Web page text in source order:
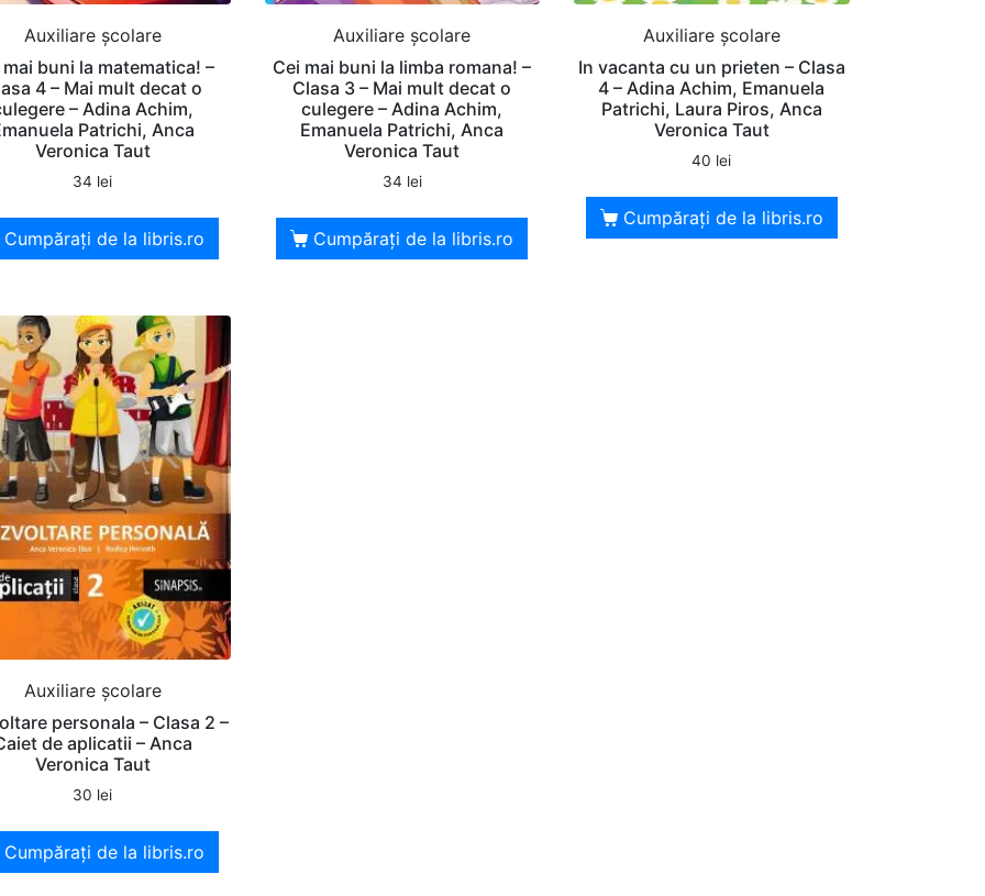
Auxiliare şcolare
buni la matematica! –
4 – Mai mult decat o
– Adina Achim,
Patrichi, Anca
Veronica Taut
34 lei
Cumpărați de la libris.ro
Auxiliare şcolare
Cei mai buni la limba romana! –
Clasa 3 – Mai mult decat o
culegere – Adina Achim,
Emanuela Patrichi, Anca
Veronica Taut
34 lei
Cumpărați de la libris.ro
Auxiliare şcolare
In vacanta cu un prieten – Clasa
4 – Adina Achim, Emanuela
Patrichi, Laura Piros, Anca
Veronica Taut
40 lei
Cumpărați de la libris.ro
Auxiliare şcolare
personala – Clasa 2 –
de aplicatii – Anca
Veronica Taut
30 lei
Cumpărați de la libris.ro